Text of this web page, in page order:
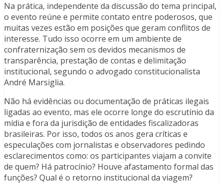
Na prática, independente da discussão do tema principal,
o evento reúne e permite contato entre poderosos, que
muitas vezes estão em posições que geram conflitos de
interesse. Tudo isso ocorre em um ambiente de
confraternização sem os devidos mecanismos de
transparência, prestação de contas e delimitação
institucional, segundo o advogado constitucionalista
André Marsiglia.
Não há evidências ou documentação de práticas ilegais
ligadas ao evento, mas ele ocorre longe do escrutínio da
mídia e fora da jurisdição de entidades fiscalizadoras
brasileiras. Por isso, todos os anos gera críticas e
especulações com jornalistas e observadores pedindo
esclarecimentos como: os participantes viajam a convite
de quem? Há patrocínio? Houve afastamento formal das
funções? Qual é o retorno institucional da viagem?